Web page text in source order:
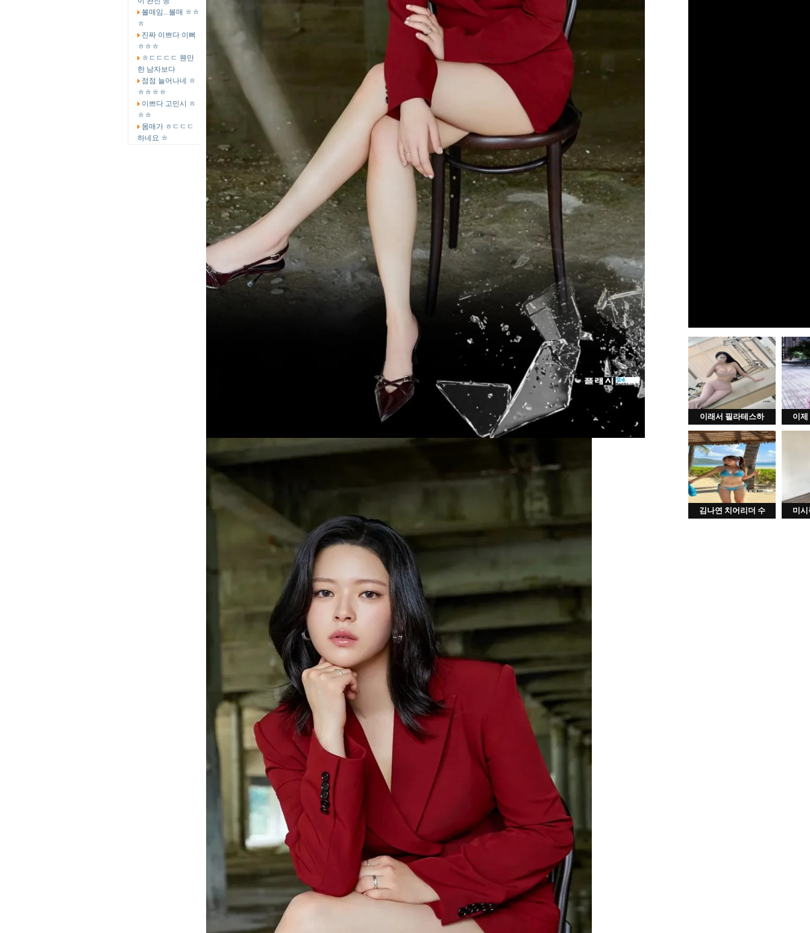
이래서 필라테스하 이제
김나연 치어리더 수 미시
볼매임...볼매 ㅎㅎ
ㅎ
진짜 이쁘다 이뻐
ㅎㅎㅎ
ㅎㄷㄷㄷㄷ 웬만
한 남자보다
점점 늘어나네 ㅎ
ㅎㅎㅎㅎ
이쁘다 고민시 ㅎ
ㅎㅎ
몸매가 ㅎㄷㄷㄷ
하네요 ㅎ